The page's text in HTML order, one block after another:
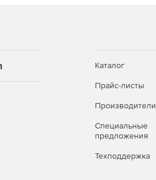
Каталог
Прайс-листы
Производители
Специальные
предложения
Техподдержка